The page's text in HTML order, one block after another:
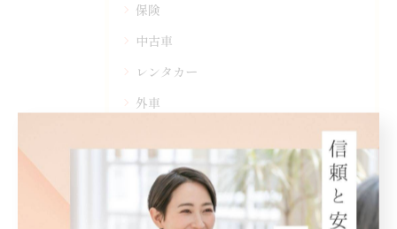
保険
中古車
レンタカー
外車
タグ Tags